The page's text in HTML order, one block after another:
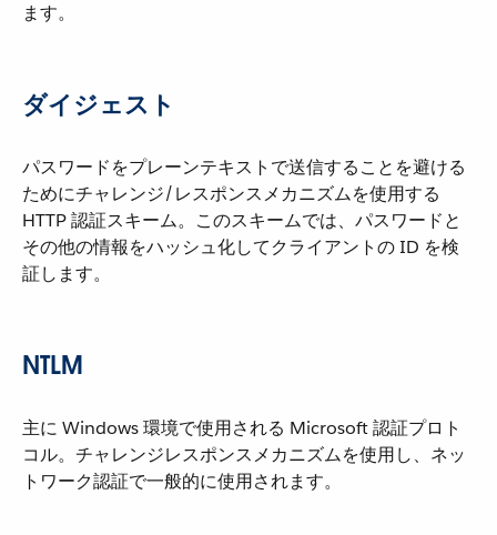
ます。
ダイジェスト
パスワードをプレーンテキストで送信することを避ける
ためにチャレンジ/レスポンスメカニズムを使用する
HTTP 認証スキーム。このスキームでは、パスワードと
その他の情報をハッシュ化してクライアントの ID を検
証します。
NTLM
主に Windows 環境で使用される Microsoft 認証プロト
コル。チャレンジレスポンスメカニズムを使用し、ネッ
トワーク認証で一般的に使用されます。